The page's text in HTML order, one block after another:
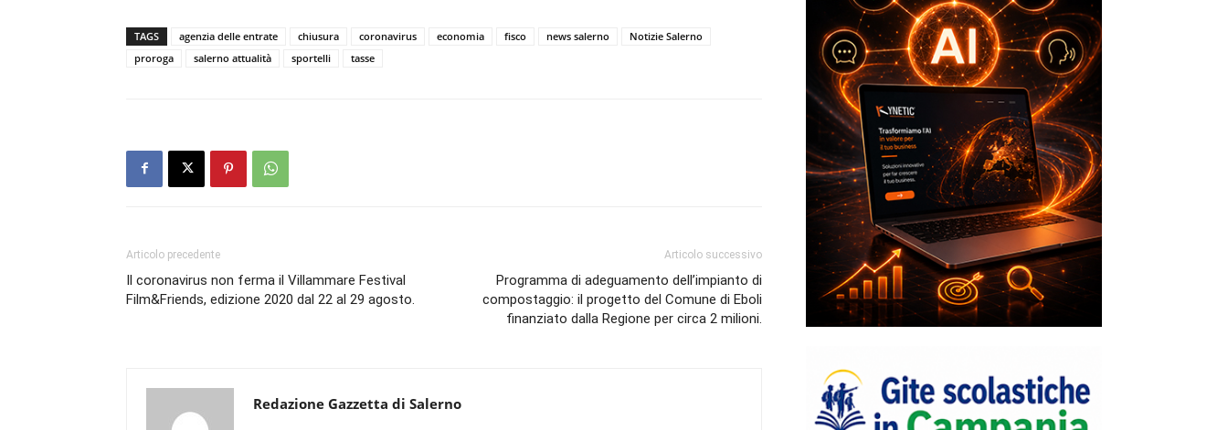
TAGS agenzia delle entrate chiusura coronavirus economia fisco news salerno
Notizie Salerno
proroga
salerno attualità sportelli tasse
Articolo precedente
Il coronavirus non ferma il Villammare Festival
Film&Friends, edizione 2020 dal 22 al 29 agosto.
Articolo successivo
Programma di adeguamento dell’impianto di
compostaggio: il progetto del Comune di Eboli
finanziato dalla Regione per circa 2 milioni.
Redazione Gazzetta di Salerno